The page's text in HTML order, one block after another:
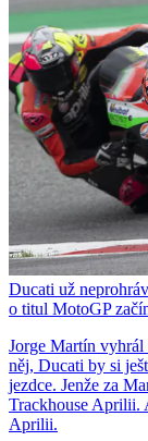
Ducati už
o titul MotoGP
Jorge Martín
něj, Ducati by si
jezdce. Jenže za
Trackhouse Aprilii.
Aprilii.